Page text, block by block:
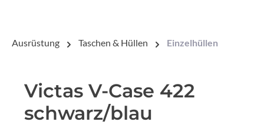
Ausrüstung Taschen & Hüllen Einzelhüllen
Victas V-Case 422
schwarz/blau